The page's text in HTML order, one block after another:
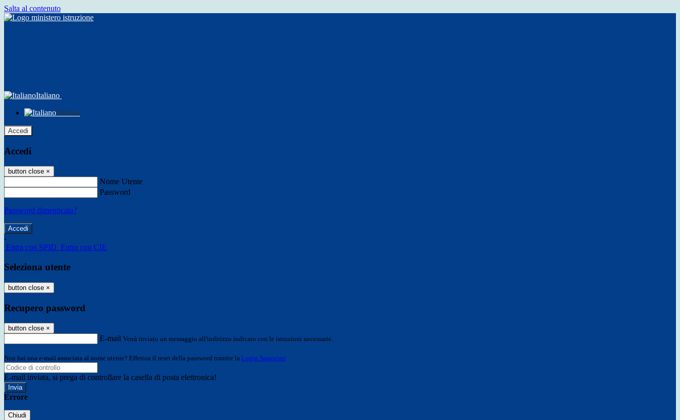
Salta al contenuto
Italiano
Italiano
Accedi
Accedi
button close ×
Nome Utente
Password
Password dimenticata?
-
Entra con SPID Entra con CIE
Seleziona utente
button close ×
Recupero password
button close ×
E-mail Verrà inviato un messaggio all'indirizzo indicato con le istruzioni necessarie.
Non hai una e-mail associata al nome utente? Effettua il reset della password tramite la Login Spaggiari
E-mail inviata, si prega di controllare la casella di posta elettronica!
Errore
Chiudi